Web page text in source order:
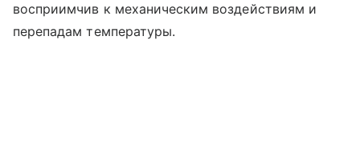
восприимчив к механическим воздействиям и
перепадам температуры.